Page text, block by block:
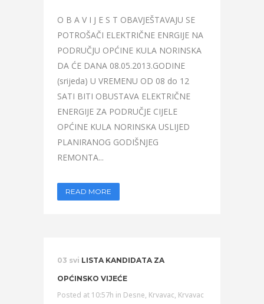
O B A V I J E S T OBAVJEŠTAVAJU SE
POTROŠAČI ELEKTRIČNE ENRGIJE NA
PODRUČJU OPĆINE KULA NORINSKA
DA ĆE DANA 08.05.2013.GODINE
(srijeda) U VREMENU OD 08 do 12
SATI BITI OBUSTAVA ELEKTRIČNE
ENERGIJE ZA PODRUČJE CIJELE
OPĆINE KULA NORINSKA USLIJED
PLANIRANOG GODIŠNJEG
REMONTA...
READ MORE
03 svi LISTA KANDIDATA ZA
OPĆINSKO VIJEĆE
Posted at 10:57h in Desne, Krvavac, Krvavac